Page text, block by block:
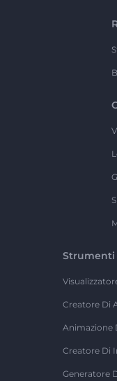
Strumenti
Creatore Di
Animazione
Creatore Di
Generatore